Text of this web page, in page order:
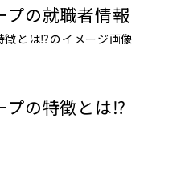
プの就職者情報
プの特徴とは⁉️